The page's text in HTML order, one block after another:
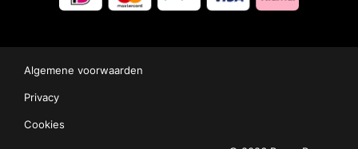
Algemene voorwaarden
Privacy
Cookies